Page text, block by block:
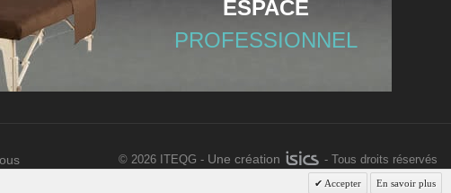
ESPACE
PROFESSIONNEL
© 2026 ITEQG - Une création - Tous droits réservés
Accepter En savoir plus